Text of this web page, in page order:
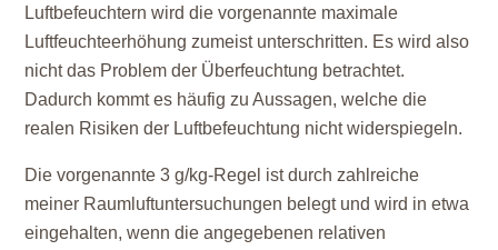
Luftbefeuchtern wird die vorgenannte maximale
Luftfeuchteerhöhung zumeist unterschritten. Es wird also
nicht das Problem der Überfeuchtung betrachtet.
Dadurch kommt es häufig zu Aussagen, welche die
realen Risiken der Luftbefeuchtung nicht widerspiegeln.
Die vorgenannte 3 g/kg-Regel ist durch zahlreiche
meiner Raumluftuntersuchungen belegt und wird in etwa
eingehalten, wenn die angegebenen relativen